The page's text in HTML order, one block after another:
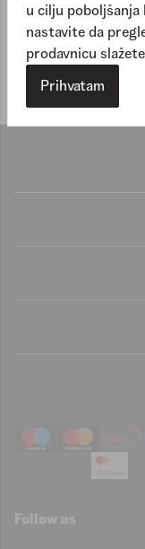
Kojom tabelom veličina
prilikom kupovine unisex
obuće?
13/10/2023
Follow us
u cilju
nastavite da
prodavnicu
Prihvatam